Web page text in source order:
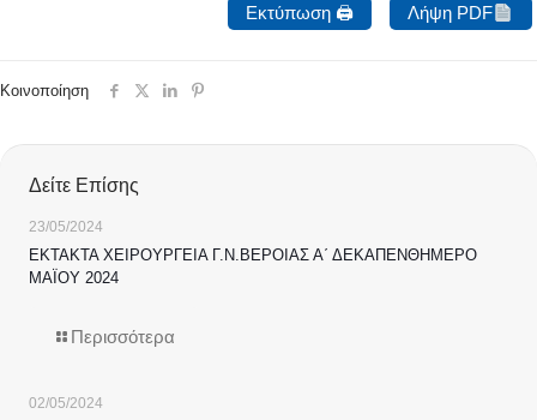
Εκτύπωση 🖨 Λήψη PDF
Κοινοποίηση
Δείτε Επίσης
23/05/2024
ΕΚΤΑΚΤΑ ΧΕΙΡΟΥΡΓΕΙΑ Γ.Ν.ΒΕΡΟΙΑΣ Α΄ ΔΕΚΑΠΕΝΘΗΜΕΡΟ
ΜΑΪΟΥ 2024
Περισσότερα
02/05/2024